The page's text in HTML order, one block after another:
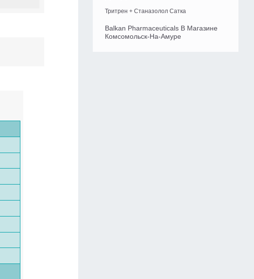
Тритрен + Станазолол Сатка
Balkan Pharmaceuticals В Магазине
Комсомольск-На-Амуре